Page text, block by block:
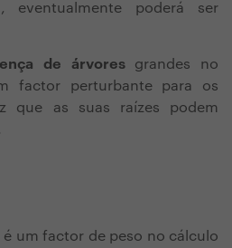
eventualmente poderá ser
de árvoresgrandes no
factor perturbante para os
que as suas raízes podem
um factor de peso no cálculo